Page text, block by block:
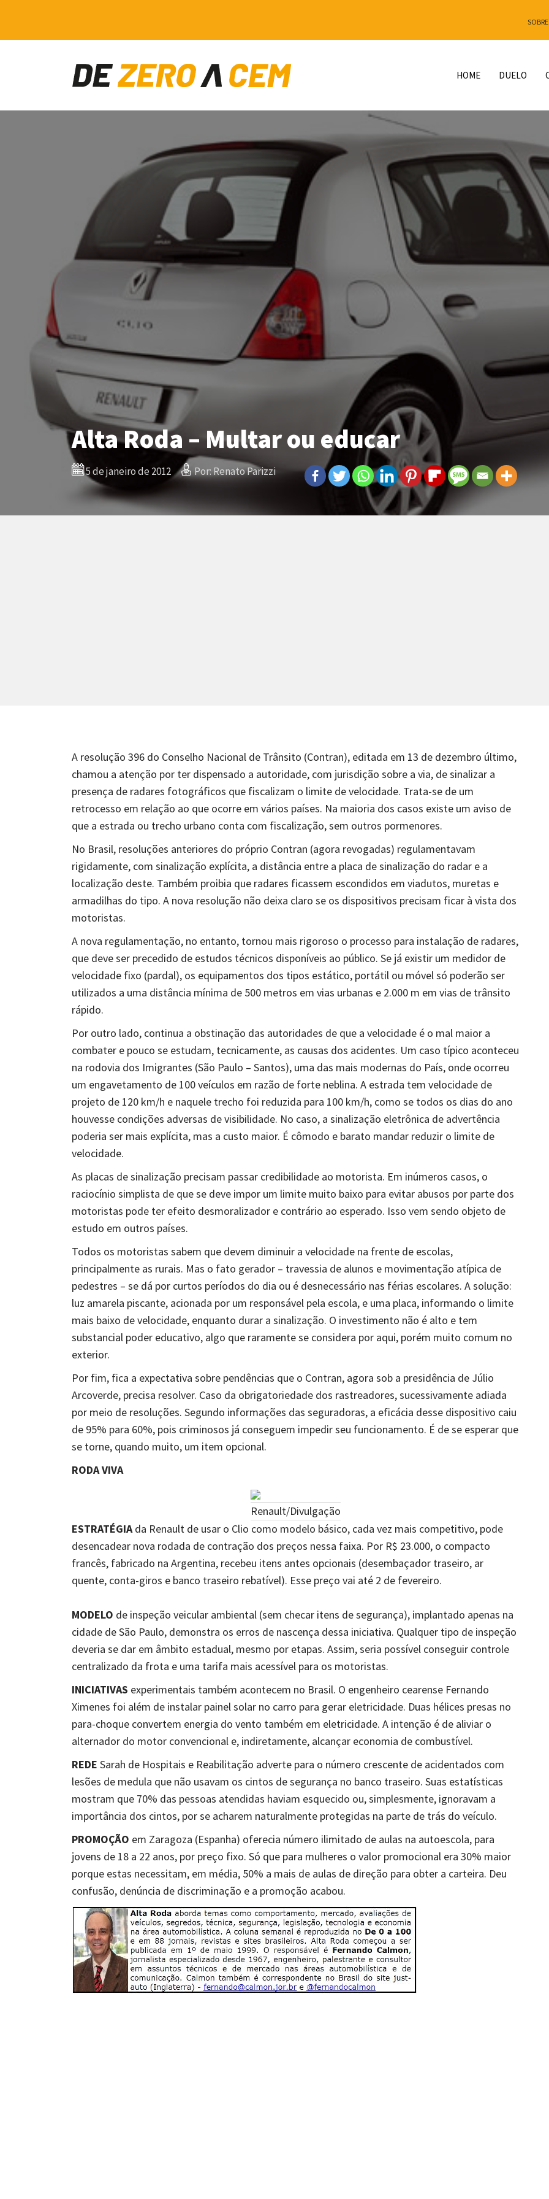
SOBRE
Main Navigation HOME DUELO
Alta Roda – Multar ou educar
5 de janeiro de 2012 Por: Renato Parizzi
A resolução 396 do Conselho Nacional de Trânsito (Contran), editada em 13 de dezembro último,
chamou a atenção por ter dispensado a autoridade, com jurisdição sobre a via, de sinalizar a
presença de radares fotográficos que fiscalizam o limite de velocidade. Trata-se de um
retrocesso em relação ao que ocorre em vários países. Na maioria dos casos existe um aviso de
que a estrada ou trecho urbano conta com fiscalização, sem outros pormenores.
No Brasil, resoluções anteriores do próprio Contran (agora revogadas) regulamentavam
rigidamente, com sinalização explícita, a distância entre a placa de sinalização do radar e a
localização deste. Também proibia que radares ficassem escondidos em viadutos, muretas e
armadilhas do tipo. A nova resolução não deixa claro se os dispositivos precisam ficar à vista dos
motoristas.
A nova regulamentação, no entanto, tornou mais rigoroso o processo para instalação de radares,
que deve ser precedido de estudos técnicos disponíveis ao público. Se já existir um medidor de
velocidade fixo (pardal), os equipamentos dos tipos estático, portátil ou móvel só poderão ser
utilizados a uma distância mínima de 500 metros em vias urbanas e 2.000 m em vias de trânsito
rápido.
Por outro lado, continua a obstinação das autoridades de que a velocidade é o mal maior a
combater e pouco se estudam, tecnicamente, as causas dos acidentes. Um caso típico aconteceu
na rodovia dos Imigrantes (São Paulo – Santos), uma das mais modernas do País, onde ocorreu
um engavetamento de 100 veículos em razão de forte neblina. A estrada tem velocidade de
projeto de 120 km/h e naquele trecho foi reduzida para 100 km/h, como se todos os dias do ano
houvesse condições adversas de visibilidade. No caso, a sinalização eletrônica de advertência
poderia ser mais explícita, mas a custo maior. É cômodo e barato mandar reduzir o limite de
velocidade.
As placas de sinalização precisam passar credibilidade ao motorista. Em inúmeros casos, o
raciocínio simplista de que se deve impor um limite muito baixo para evitar abusos por parte dos
motoristas pode ter efeito desmoralizador e contrário ao esperado. Isso vem sendo objeto de
estudo em outros países.
Todos os motoristas sabem que devem diminuir a velocidade na frente de escolas,
principalmente as rurais. Mas o fato gerador – travessia de alunos e movimentação atípica de
pedestres – se dá por curtos períodos do dia ou é desnecessário nas férias escolares. A solução:
luz amarela piscante, acionada por um responsável pela escola, e uma placa, informando o limite
mais baixo de velocidade, enquanto durar a sinalização. O investimento não é alto e tem
substancial poder educativo, algo que raramente se considera por aqui, porém muito comum no
exterior.
Por fim, fica a expectativa sobre pendências que o Contran, agora sob a presidência de Júlio
Arcoverde, precisa resolver. Caso da obrigatoriedade dos rastreadores, sucessivamente adiada
por meio de resoluções. Segundo informações das seguradoras, a eficácia desse dispositivo caiu
de 95% para 60%, pois criminosos já conseguem impedir seu funcionamento. É de se esperar que
se torne, quando muito, um item opcional.
RODA VIVA
Renault/Divulgação
ESTRATÉGIAda Renault de usar o Clio como modelo básico, cada vez mais competitivo, pode
desencadear nova rodada de contração dos preços nessa faixa. Por R$ 23.000, o compacto
francês, fabricado na Argentina, recebeu itens antes opcionais (desembaçador traseiro, ar
quente, conta-giros e banco traseiro rebatível). Esse preço vai até 2 de fevereiro.
MODELO de inspeção veicular ambiental (sem checar itens de segurança), implantado apenas na
cidade de São Paulo, demonstra os erros de nascença dessa iniciativa. Qualquer tipo de inspeção
deveria se dar em âmbito estadual, mesmo por etapas. Assim, seria possível conseguir controle
centralizado da frota e uma tarifa mais acessível para os motoristas.
INICIATIVAS experimentais também acontecem no Brasil. O engenheiro cearense Fernando
Ximenes foi além de instalar painel solar no carro para gerar eletricidade. Duas hélices presas no
para-choque convertem energia do vento também em eletricidade. A intenção é de aliviar o
alternador do motor convencional e, indiretamente, alcançar economia de combustível.
REDE Sarah de Hospitais e Reabilitação adverte para o número crescente de acidentados com
lesões de medula que não usavam os cintos de segurança no banco traseiro. Suas estatísticas
mostram que 70% das pessoas atendidas haviam esquecido ou, simplesmente, ignoravam a
importância dos cintos, por se acharem naturalmente protegidas na parte de trás do veículo.
PROMOÇÃO em Zaragoza (Espanha) oferecia número ilimitado de aulas na autoescola, para
jovens de 18 a 22 anos, por preço fixo. Só que para mulheres o valor promocional era 30% maior
porque estas necessitam, em média, 50% a mais de aulas de direção para obter a carteira. Deu
confusão, denúncia de discriminação e a promoção acabou.